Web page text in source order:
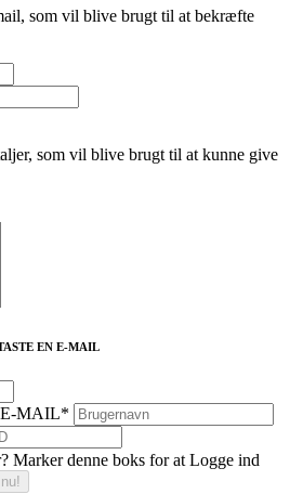
som vil blive brugt til at bekræfte
som vil blive brugt til at kunne give
EN E-MAIL
MAIL*
Marker denne boks for at Logge ind